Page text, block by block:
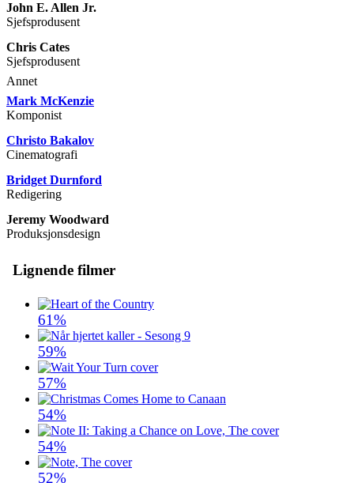
John E. Allen Jr.
Sjefsprodusent
Chris Cates
Sjefsprodusent
Annet
Mark McKenzie
Komponist
Christo Bakalov
Cinematografi
Bridget Durnford
Redigering
Jeremy Woodward
Produksjonsdesign
Lignende filmer
61%
59%
57%
54%
54%
52%